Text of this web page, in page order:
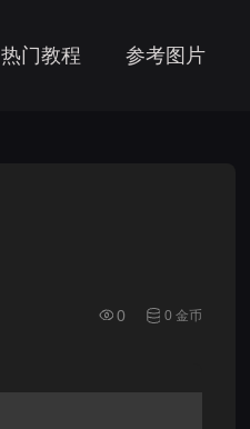
热门教程 参考图片
0 0 金币